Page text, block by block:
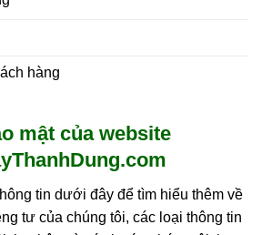
hàng
mật của website
tin dưới đây để tìm hiểu thêm về
tư của chúng tôi, các loại thông tin